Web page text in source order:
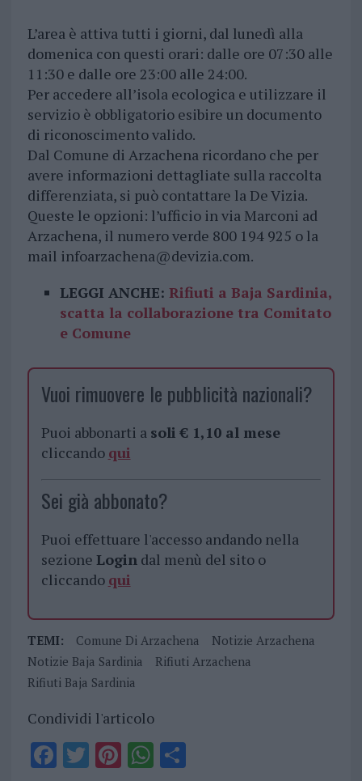
L’area è attiva tutti i giorni, dal lunedì alla
domenica con questi orari: dalle ore 07:30 alle
11:30 e dalle ore 23:00 alle 24:00.
Per accedere all’isola ecologica e utilizzare il
servizio è obbligatorio esibire un documento
di riconoscimento valido.
Dal Comune di Arzachena ricordano che per
avere informazioni dettagliate sulla raccolta
differenziata, si può contattare la De Vizia.
Queste le opzioni: l’ufficio in via Marconi ad
Arzachena, il numero verde 800 194 925 o la
mail infoarzachena@devizia.com.
LEGGI ANCHE: Rifiuti a Baja Sardinia,
scatta la collaborazione tra Comitato
e Comune
Vuoi rimuovere le pubblicità nazionali?
Puoi abbonarti a soli € 1,10 al mese
cliccando qui
Sei già abbonato?
Puoi effettuare l'accesso andando nella
sezione Logindal menù del sito o
cliccando qui
TEMI: Comune Di Arzachena
Notizie Arzachena
Notizie Baja Sardinia
Rifiuti Arzachena
Rifiuti Baja Sardinia
Condividi l'articolo
F T PiWS